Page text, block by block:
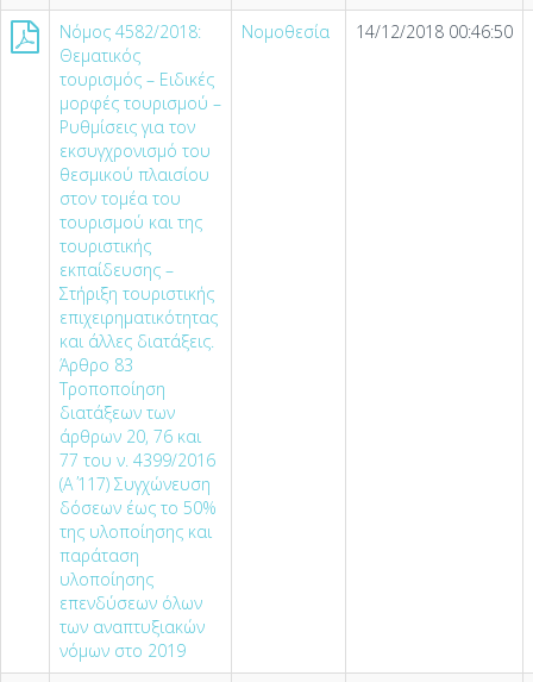
Nόμος 4582/2018:
Θεματικός
τουρισμός – Ειδικές
μορφές τουρισμού –
Ρυθμίσεις για τον
εκσυγχρονισμό του
θεσμικού πλαισίου
στον τομέα του
τουρισμού και της
τουριστικής
εκπαίδευσης –
Στήριξη τουριστικής
επιχειρηματικότητας
και άλλες διατάξεις.
Άρθρο 83
Τροποποίηση
διατάξεων των
άρθρων 20, 76 και
77 του ν. 4399/2016
(Α΄ 117) Συγχώνευση
δόσεων έως το 50%
της υλοποίησης και
παράταση
υλοποίησης
επενδύσεων όλων
των αναπτυξιακών
νόμων στο 2019
Νομοθεσία 14/12/2018 00:46:50